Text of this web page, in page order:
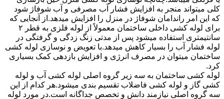
کلی میتواند منجر به افزایش فشار آب مصرفی و آب شوفاژ شود
که این امر راندامان شوفاژ در منزل را افزایش میدهد.از آنجایی که
برای لوله کشی داخلی ساختمان معمولاً از لوله فلزی به قطر ۲
سانتیمتری استفاده میشود پس از مدتی زنگ زدگی و گرفتگی در
لوله فشار آب را بسیار کاهش میدهد.با تعویض و نوسازی لوله کشی
ساختمان میتوان در مصرف انرژی و افزایش بازدهی کمک بسیاری
کرد.
لوله کشی ساختمان به سه زیر گروه اصلی لوله کشی آب و لوله
کشی گاز و لوله کشی فاضلاب تقسیم بندی میشود.هر کدام از این
سه گروه اصلی نیازمند دانش و تخصص جداگانه است.در مورد لوله